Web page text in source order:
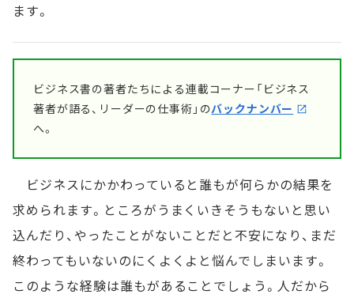
ます。
ビジネス書の著者たちによる連載コーナー「ビジネス
著者が語る、リーダーの仕事術」のバックナンバー
へ。
ビジネスにかかわっていると誰もが何らかの結果を
求められます。ところがうまくいきそうもないと思い
込んだり、やったことがないことだと不安になり、まだ
終わってもいないのにくよくよと悩んでしまいます。
このような経験は誰もがあることでしょう。人だから